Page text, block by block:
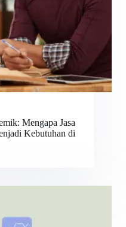
Mengapa Jasa
Kebutuhan di